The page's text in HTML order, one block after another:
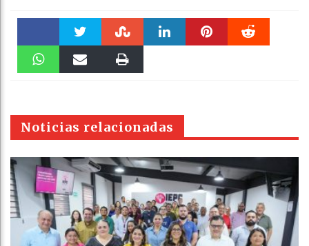
Faceboo Twitter Stumble
pt
Noticias relacionadas